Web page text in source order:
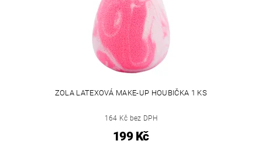
ZOLA LATEXOVÁ MAKE-UP HOUBIČKA 1 KS
164 Kč bez DPH
199 Kč